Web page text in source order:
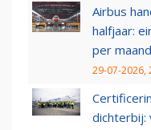
Airbus
halfjaar:
per maand
29-07-2026,
dichterbij: